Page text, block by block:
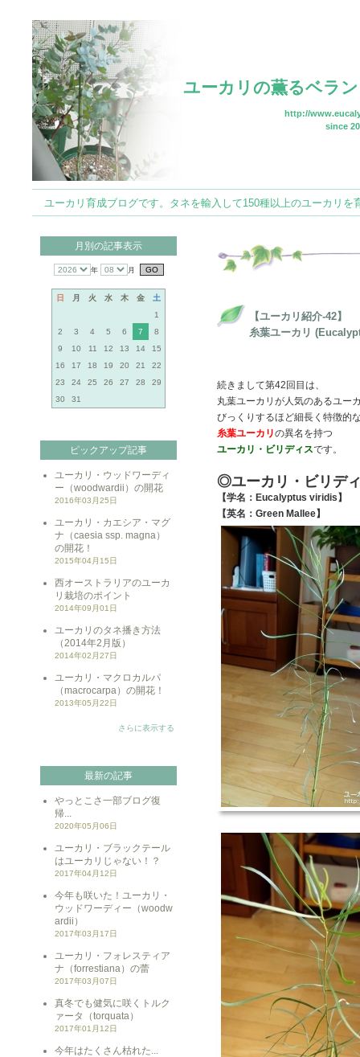
ユーカリの薫るベラ
http://
since
ユーカリ育成ブログです。タネを輸入して150種以上のユーカリ
月別の記事表示
年 月
日 月 火 水 木 金
土
1
2
3 4 5 6 7
8
9
10 11 12 13 14
15
16
17 18 19 20 21
22
23
24 25 26 27 28
29
30
31
ピックアップ記事
ユーカリ・ウッドワーディ
ー（woodwardii）の開花
2016年03月25日
ユーカリ・カエシア・マグ
ナ（caesia ssp. magna）
の開花！
2015年04月15日
西オーストラリアのユーカ
リ栽培のポイント
2014年09月01日
ユーカリのタネ播き方法
（2014年2月版）
2014年02月27日
ユーカリ・マクロカルパ
（macrocarpa）の開花！
2013年05月22日
さらに表示する
最新の記事
やっとこさ一部ブログ復
帰...
2020年05月06日
ユーカリ・ブラックテール
はユーカリじゃない！？
2017年04月12日
今年も咲いた！ユーカリ・
ウッドワーディー（woodw
ardii）
2017年03月17日
ユーカリ・フォレスティア
ナ（forrestiana）の蕾
2017年03月07日
真冬でも健気に咲くトルク
ァータ（torquata）
2017年01月12日
今年はたくさん枯れた...
【ユーカリ紹介-42】
糸葉ユーカリ
続きまして第42回目は、
丸葉ユーカリが人気のあるユー
びっくりするほど細長く特徴的
糸葉ユーカリの異名を持つ
ユーカリ・ビリディスです。
◎ユーカリ・ビリデ
【学名：Eucalyptus viridis】
【英名：Green Mallee】